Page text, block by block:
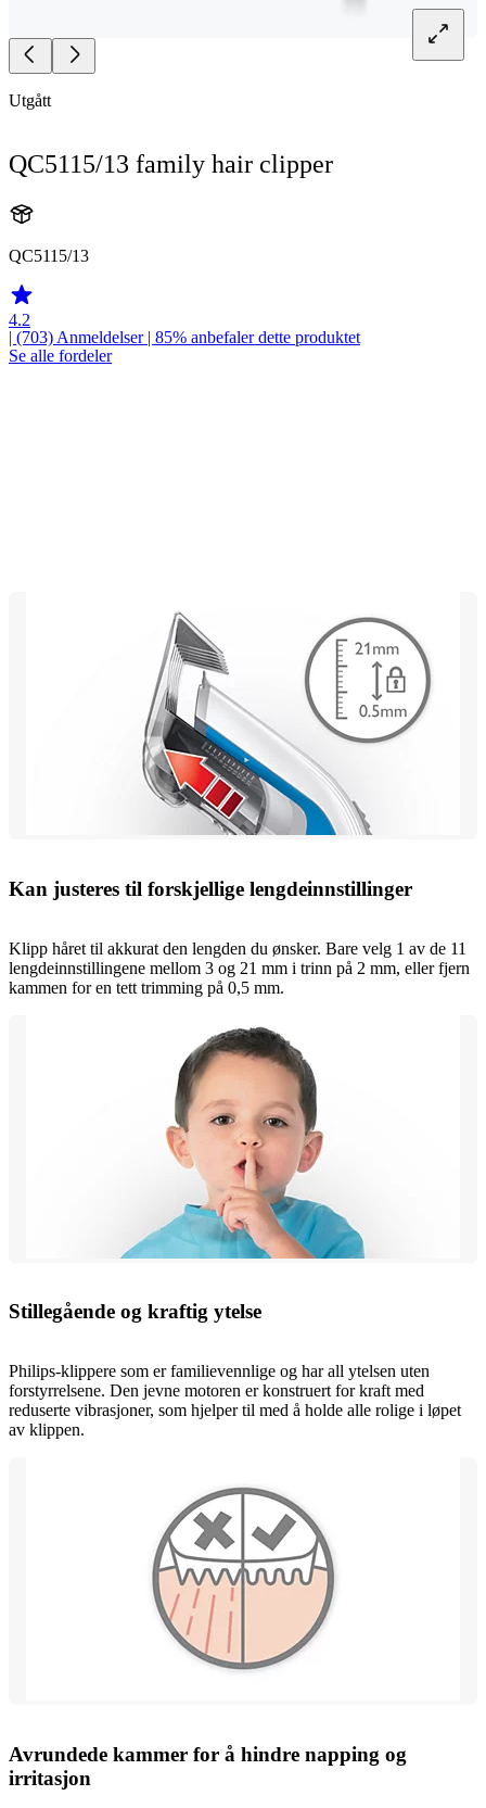
Utgått
QC5115/13 family hair clipper
QC5115/13
4.2
| (703) Anmeldelser| 85% anbefaler dette produktet
Se alle fordeler
Kan justeres til forskjellige lengdeinnstillinger
Klipp håret til akkurat den lengden du ønsker. Bare velg 1 av de 11
lengdeinnstillingene mellom 3 og 21 mm i trinn på 2 mm, eller fjern
kammen for en tett trimming på 0,5 mm.
Stillegående og kraftig ytelse
Philips-klippere som er familievennlige og har all ytelsen uten
forstyrrelsene. Den jevne motoren er konstruert for kraft med
reduserte vibrasjoner, som hjelper til med å holde alle rolige i løpet
av klippen.
Avrundede kammer for å hindre napping og
irritasjon